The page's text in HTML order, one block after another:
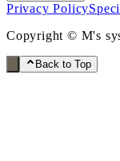
Privacy Policy
Copyright © M's
Back to Top